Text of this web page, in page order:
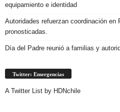
equipamiento e identidad
Autoridades refuerzan coordinación en
pronosticadas.
Día del Padre reunió a familias y
Twitter: Emergencias
A Twitter List by HDNchile